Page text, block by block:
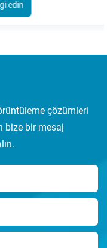
çözümleri
bize bir mesaj